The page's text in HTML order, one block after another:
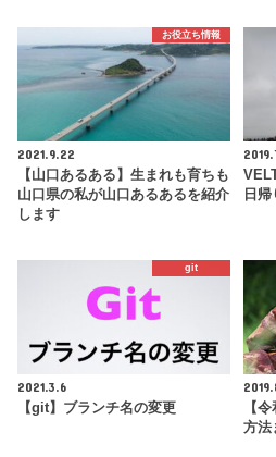
お役立ち情報
2021.9.22
【山口あるある】生まれも育ちも
山口県の私が山口あるあるを紹介
します
日
git
2021.3.6
【git】ブランチ名の変更
【
方法